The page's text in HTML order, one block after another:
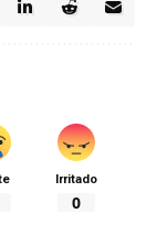
Irritado
0